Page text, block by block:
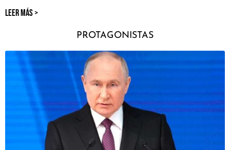
LEER MÁS >
PROTAGONISTAS